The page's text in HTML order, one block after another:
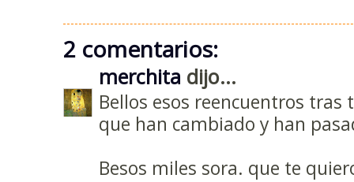
2 comentarios:
merchita dijo...
Bellos esos reencuentros
que han cambiado y han
Besos miles sora. que te